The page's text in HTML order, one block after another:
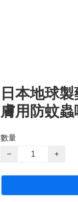
日本地球
膚用防蚊
數量
−
+